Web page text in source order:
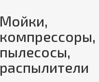
Мойки,
компрессоры,
пылесосы,
распылители